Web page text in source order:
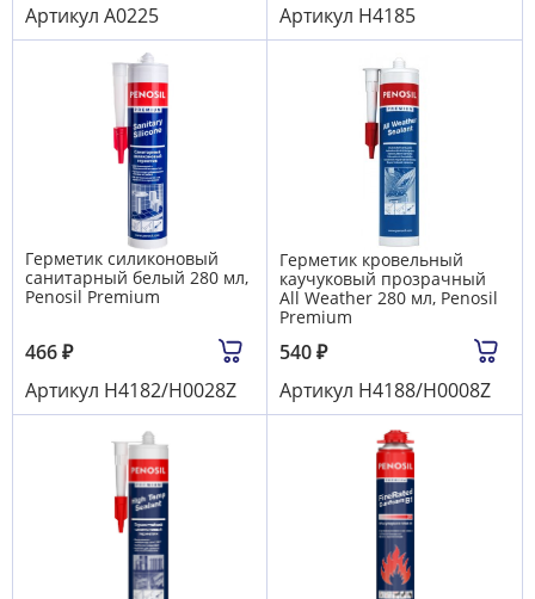
Артикул А0225
Артикул Н4185
Герметик силиконовый
санитарный белый 280 мл,
Penosil Premium
466₽
Артикул Н4182/H0028Z
Герметик кровельный
каучуковый прозрачный
All Weather 280 мл, Penosil
Premium
540₽
Артикул Н4188/H0008Z